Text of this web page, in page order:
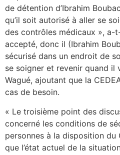
de détention d’Ibrahim
qu’il soit autorisé à aller se
des contrôles médicaux », a-
accepté, donc il (Ibrahim
sécurisé dans un endroit de
se soigner et revenir quand il
Wagué, ajoutant que la
cas de besoin.
« Le troisième point des
concerné les conditions de
personnes à la disposition du
que l’état actuel de la